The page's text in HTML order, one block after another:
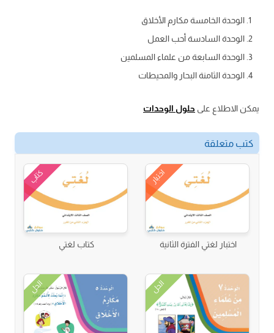
الوحدة الخامسة مكارم الأخلاق
الوحدة السادسة أحب العمل
الوحدة السابعة من علماء المسلمين
الوحدة الثامنة البحار والمحيطات
يمكن الاطلاع على حلول الوحدات
كتب متعلقة
اختبار
اختبار لغتي الفترة الثانية
كتاب
كتاب لغتي
الحل الحل